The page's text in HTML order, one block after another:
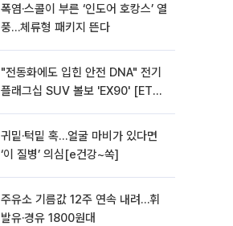
폭염·스콜이 부른 ‘인도어 호캉스’ 열
풍…체류형 패키지 뜬다
"전동화에도 입힌 안전 DNA" 전기
플래그십 SUV 볼보 'EX90' [ET의
귀밑·턱밑 혹…얼굴 마비가 있다면
‘이 질병’ 의심[e건강~쏙]
주유소 기름값 12주 연속 내려…휘
발유·경유 1800원대